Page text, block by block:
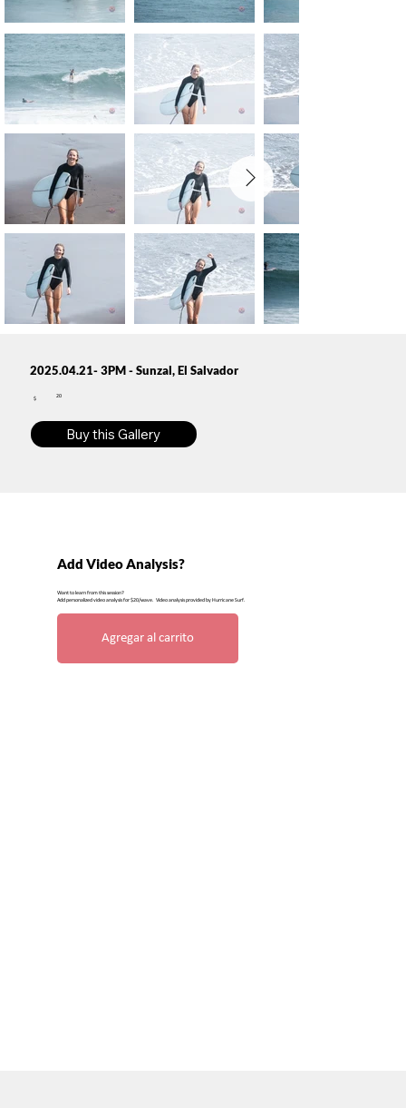
2025.04.21- 3PM - Sunzal, El Salvador
$
20
Buy this Gallery
Add Video Analysis?
Want to learn from this session?
Add personalized video analysis for $20/wave. Video analysis provided by Hurricane Surf.
Agregar al carrito